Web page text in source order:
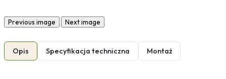
Previous image Next image
Opis Specyfikacja techniczna Montaż